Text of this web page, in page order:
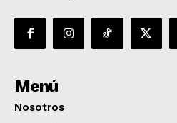
Menú
Nosotros